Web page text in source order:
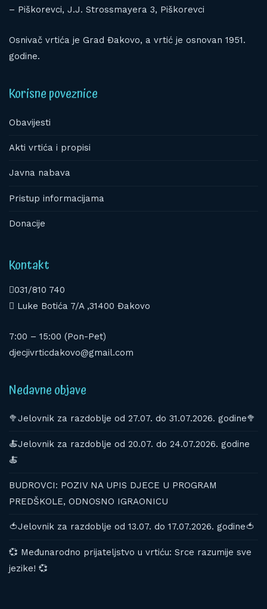
– Piškorevci, J.J. Strossmayera 3, Piškorevci
Osnivač vrtića je Grad Đakovo, a vrtić je osnovan 1951.
godine.
Korisne poveznice
Obavijesti
Akti vrtića i propisi
Javna nabava
Pristup informacijama
Donacije
Kontakt
031/810 740
Luke Botića 7/A ,31400 Đakovo
7:00 – 15:00 (Pon-Pet)
djecjivrticdakovo@gmail.com
Nedavne objave
🥦Jelovnik za razdoblje od 27.07. do 31.07.2026. godine🥦
🍝Jelovnik za razdoblje od 20.07. do 24.07.2026. godine
🍝
BUDROVCI: POZIV NA UPIS DJECE U PROGRAM
PREDŠKOLE, ODNOSNO IGRAONICU
🍅Jelovnik za razdoblje od 13.07. do 17.07.2026. godine🍅
💞 Međunarodno prijateljstvo u vrtiću: Srce razumije sve
jezike! 💞